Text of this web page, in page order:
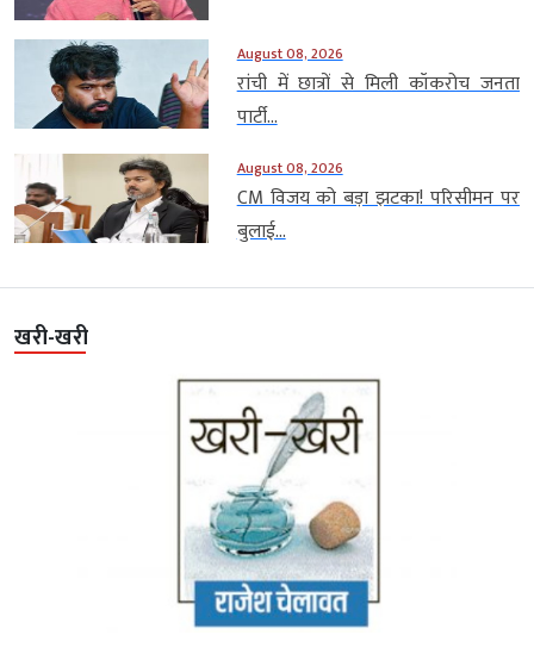
August 08, 2026
रांची में छात्रों से मिली कॉकरोच जनता
पार्टी...
August 08, 2026
CM विजय को बड़ा झटका! परिसीमन पर
बुलाई...
खरी-खरी